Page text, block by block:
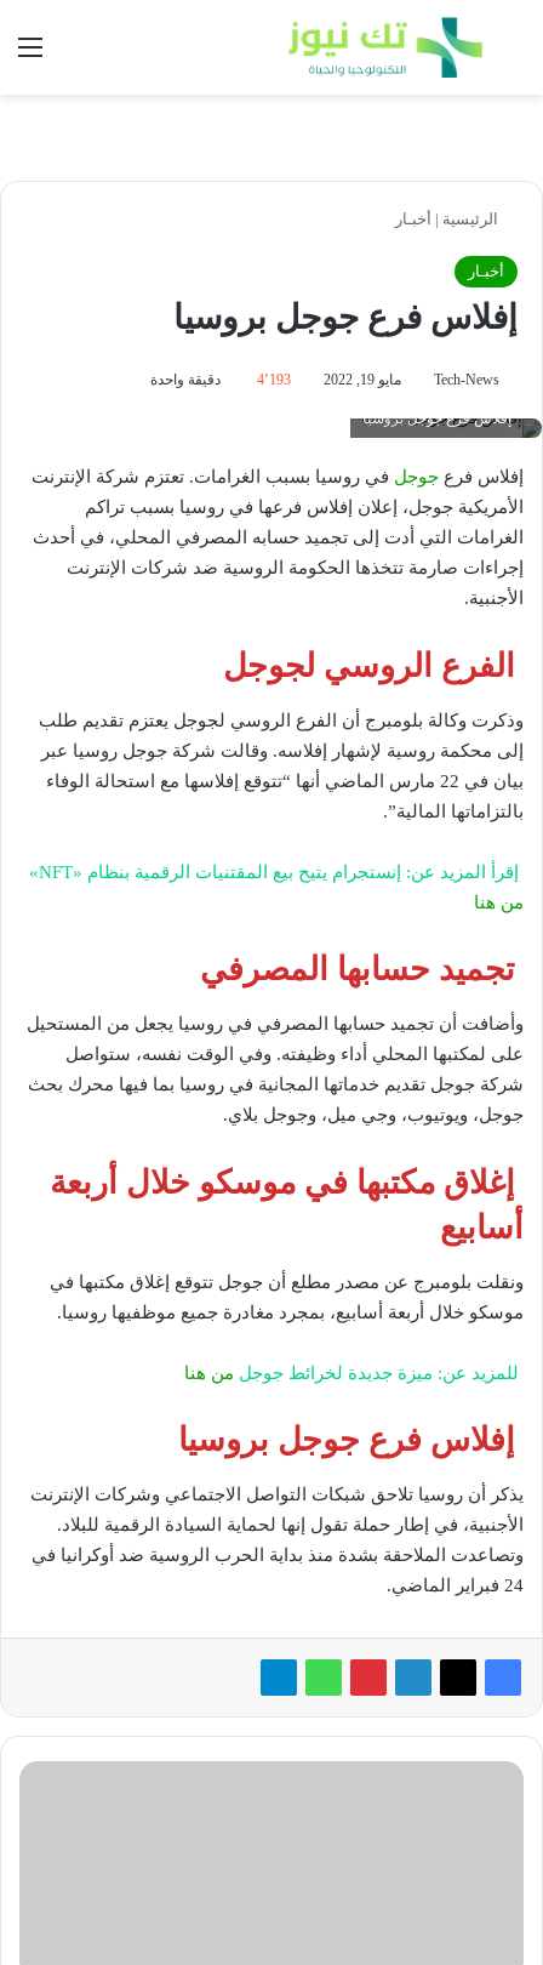
بحث عن
الرئيسية | أخبـار
أخبـار
إفلاس فرع جوجل بروسيا
Tech-News مايو 19, 2022 4٬193 دقيقة واحدة
إفلاس فرع جوجل بروسيا
إفلاس فرع جوجل في روسيا بسبب الغرامات. تعتزم شركة الإنترنت
الأمريكية جوجل، إعلان إفلاس فرعها في روسيا بسبب تراكم
الغرامات التي أدت إلى تجميد حسابه المصرفي المحلي، في أحدث
إجراءات صارمة تتخذها الحكومة الروسية ضد شركات الإنترنت
الأجنبية.
الفرع الروسي لجوجل
وذكرت وكالة بلومبرج أن الفرع الروسي لجوجل يعتزم تقديم طلب
إلى محكمة روسية لإشهار إفلاسه. وقالت شركة جوجل روسيا عبر
بيان في 22 مارس الماضي أنها “تتوقع إفلاسها مع استحالة الوفاء
بالتزاماتها المالية”.
إقرأ المزيد عن: إنستجرام يتيح بيع المقتنيات الرقمية بنظام «NFT»
من هنا
تجميد حسابها المصرفي
وأضافت أن تجميد حسابها المصرفي في روسيا يجعل من المستحيل
على لمكتبها المحلي أداء وظيفته. وفي الوقت نفسه، ستواصل
شركة جوجل تقديم خدماتها المجانية في روسيا بما فيها محرك بحث
جوجل، ويوتيوب، وجي ميل، وجوجل بلاي.
إغلاق مكتبها في موسكو خلال أربعة
أسابيع
ونقلت بلومبرج عن مصدر مطلع أن جوجل تتوقع إغلاق مكتبها في
موسكو خلال أربعة أسابيع، بمجرد مغادرة جميع موظفيها روسيا.
للمزيد عن: ميزة جديدة لخرائط جوجل من هنا
إفلاس فرع جوجل بروسيا
يذكر أن روسيا تلاحق شبكات التواصل الاجتماعي وشركات الإنترنت
الأجنبية، في إطار حملة تقول إنها لحماية السيادة الرقمية للبلاد.
وتصاعدت الملاحقة بشدة منذ بداية الحرب الروسية ضد أوكرانيا في
24 فبراير الماضي.
ماستر